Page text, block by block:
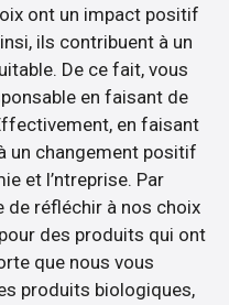
ont un impact positif
ils contribuent à un
De ce fait, vous
en faisant de
en faisant
un changement positif
et l’ntreprise. Par
de réfléchir à nos choix
des produits qui ont
que nous vous
produits biologiques,